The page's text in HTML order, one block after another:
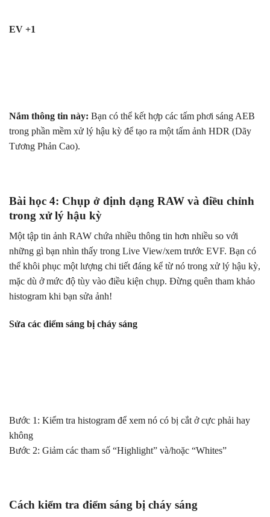
EV +1
Nắm thông tin này: Bạn có thể kết hợp các tấm phơi sáng AEB
trong phần mềm xử lý hậu kỳ để tạo ra một tấm ảnh HDR (Dãy
Tương Phản Cao).
Bài học 4: Chụp ở định dạng RAW và điều chỉnh
trong xử lý hậu kỳ
Một tập tin ảnh RAW chứa nhiều thông tin hơn nhiều so với
những gì bạn nhìn thấy trong Live View/xem trước EVF. Bạn có
thể khôi phục một lượng chi tiết đáng kể từ nó trong xử lý hậu kỳ,
mặc dù ở mức độ tùy vào điều kiện chụp. Đừng quên tham khảo
histogram khi bạn sửa ảnh!
Sửa các điểm sáng bị cháy sáng
Bước 1: Kiểm tra histogram để xem nó có bị cắt ở cực phải hay
không
Bước 2: Giảm các tham số “Highlight” và/hoặc “Whites”
Cách kiểm tra điểm sáng bị cháy sáng